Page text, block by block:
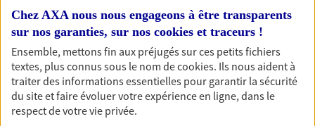
Découvrir l'offre Habitation
OBTENIR UN TARIF EN LIGNE
Garantie Accidents de la Vie
Chez AXA nous nous engageons à être transparents
sur nos garanties, sur nos cookies et traceurs !
Ensemble, mettons fin aux préjugés sur ces petits fichiers
textes, plus connus sous le nom decookies. Ils nous aident à
traiter des informations essentielles pour garantir la sécurité
du site et faire évoluer votre expérience en ligne, dans le
respect de votre vie privée.